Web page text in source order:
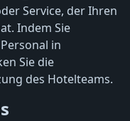
Service, der Ihren
Indem Sie
in
Sie die
des Hotelteams.